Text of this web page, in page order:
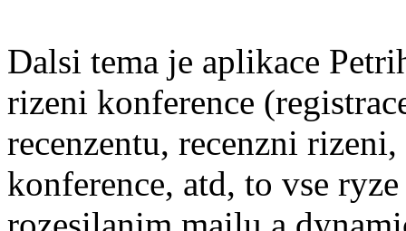
Dalsi tema je aplikace
rizeni konference
recenzentu, recenzni
konference, atd, to vse